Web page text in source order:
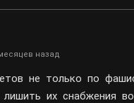
назад
не только по
их снабжения